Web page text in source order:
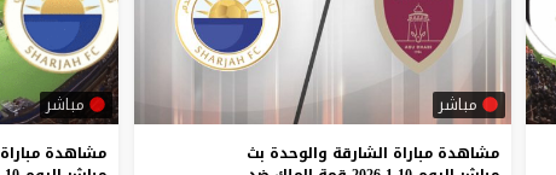
مباشر
مشاهدة مباراة الشارقة والوحدة بث
مباشر
مشاهدة مباراة